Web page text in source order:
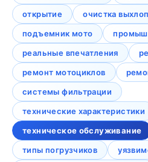
открытие
очистка
подъемник мото
реальные впечатления
ремонт мотоциклов
системы фильтрации
технические характеристики
техническое обслуживание
типы погрузчиков